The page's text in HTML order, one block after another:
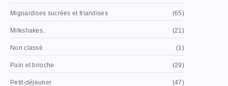
Mignardises sucrées et friandises (65)
Milkshakes.. (21)
Non classé (1)
Pain et brioche (29)
Petit-déjeuner (47)